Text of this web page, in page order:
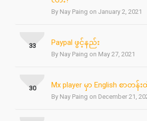
By Nay Paing on January 2, 2021
Paypal ဖွင့်နည်း
By Nay Paing on May 27, 2021
33
Mx player မှာ English စာတန်း
By Nay Paing on December 21,
30